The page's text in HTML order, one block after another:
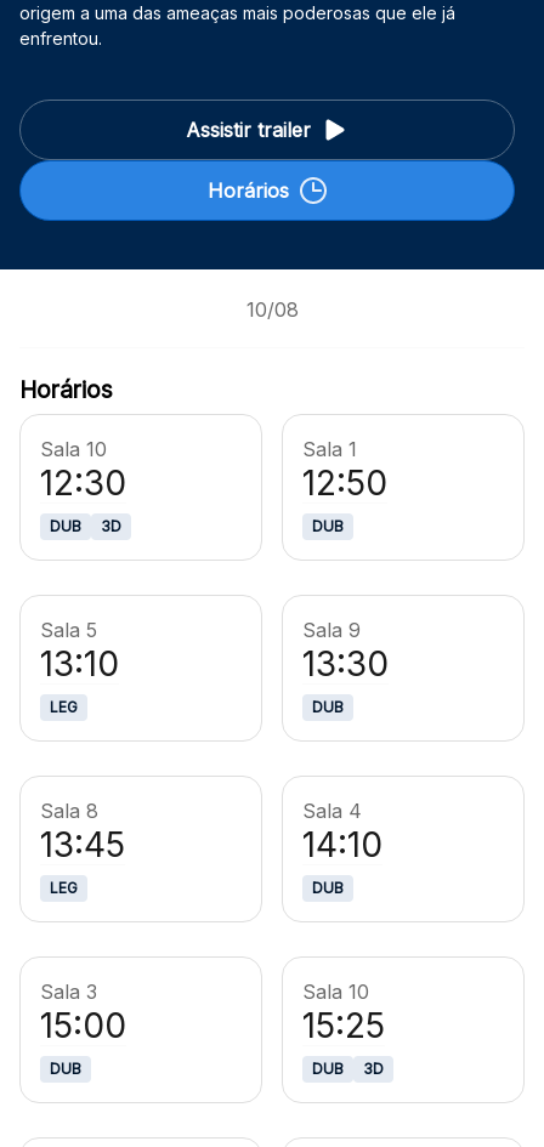
origem a uma das ameaças mais poderosas que ele já
enfrentou.
Assistir trailer
Horários
10/08
Horários
12:30
Sala 10
DUB 3D
12:50
Sala 1
DUB
13:10
Sala 5
LEG
13:30
Sala 9
DUB
13:45
Sala 8
LEG
14:10
Sala 4
DUB
15:00
Sala 3
DUB
15:25
Sala 10
DUB 3D